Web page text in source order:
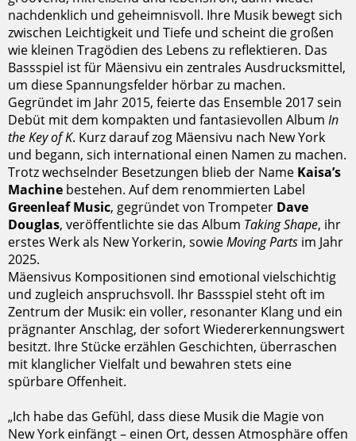
nachdenklich und geheimnisvoll. Ihre Musik bewegt sich
zwischen Leichtigkeit und Tiefe und scheint die großen
wie kleinen Tragödien des Lebens zu reflektieren. Das
Bassspiel ist für Mäensivu ein zentrales Ausdrucksmittel,
um diese Spannungsfelder hörbar zu machen.
Gegründet im Jahr 2015, feierte das Ensemble 2017 sein
Debüt mit dem kompakten und fantasievollen Album In
the Key of K. Kurz darauf zog Mäensivu nach New York
und begann, sich international einen Namen zu machen.
Trotz wechselnder Besetzungen blieb der Name Kaisa’s
Machine bestehen. Auf dem renommierten Label
Greenleaf Music, gegründet von Trompeter Dave
Douglas, veröffentlichte sie das Album Taking Shape, ihr
erstes Werk als New Yorkerin, sowieMoving Parts im Jahr
2025.
Mäensivus Kompositionen sind emotional vielschichtig
und zugleich anspruchsvoll. Ihr Bassspiel steht oft im
Zentrum der Musik: ein voller, resonanter Klang und ein
prägnanter Anschlag, der sofort Wiedererkennungswert
besitzt. Ihre Stücke erzählen Geschichten, überraschen
mit klanglicher Vielfalt und bewahren stets eine
spürbare Offenheit.
„Ich habe das Gefühl, dass diese Musik die Magie von
New York einfängt – einen Ort, dessen Atmosphäre offen